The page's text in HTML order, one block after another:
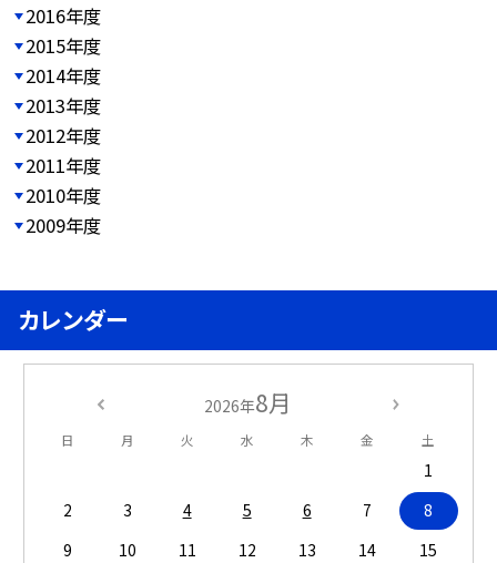
2016年度
2015年度
2014年度
2013年度
2012年度
2011年度
2010年度
2009年度
カレンダー
2026年8月
日 月 火 水 木 金 土
1
2
3 4 5 6 7
8
9
10 11 12 13 14
15